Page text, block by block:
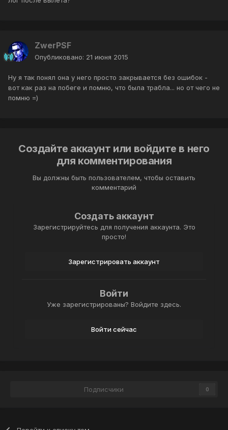
ZwerPSF
Опубликовано: 21 июня 2015
Ну я так понял она у него просто закрывается без ошибок -
вот как раз на побеге и помню, что была трабла... но от чего не
помню =)
Создайте аккаунт или войдите в него
для комментирования
Вы должны быть пользователем, чтобы оставить
комментарий
Создать аккаунт
Зарегистрируйтесь для получения аккаунта. Это
просто!
Зарегистрировать аккаунт
Войти
Уже зарегистрированы? Войдите здесь.
Войти сейчас
Подписчики 0